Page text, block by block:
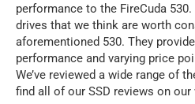
performance to the FireCuda
drives that we think are worth
aforementioned 530. They
performance and varying price
We’ve reviewed a wide range of
find all of our SSD reviews on our